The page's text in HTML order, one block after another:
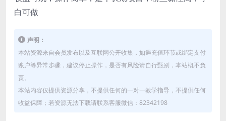
白可做
声明：
本站资源来自会员发布以及互联网公开收集，如遇充值环节或绑定支付
账户等异常步骤，建议停止操作，是否有风险请自行甄别，本站概不负
责。
本站内容仅提供资源分享，不提供任何的一对一教学指导，不提供任何
收益保障；若资源无法下载请联系客服微信：82342198